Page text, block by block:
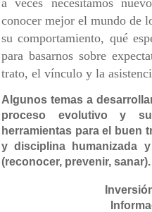
a veces necesitamos
conocer mejor el mundo de
su comportamiento, qué
para basarnos sobre
trato, el vínculo y la
Algunos temas a
proceso evolutivo y
herramientas para el buen
y disciplina humanizada
(reconocer, prevenir, sanar).